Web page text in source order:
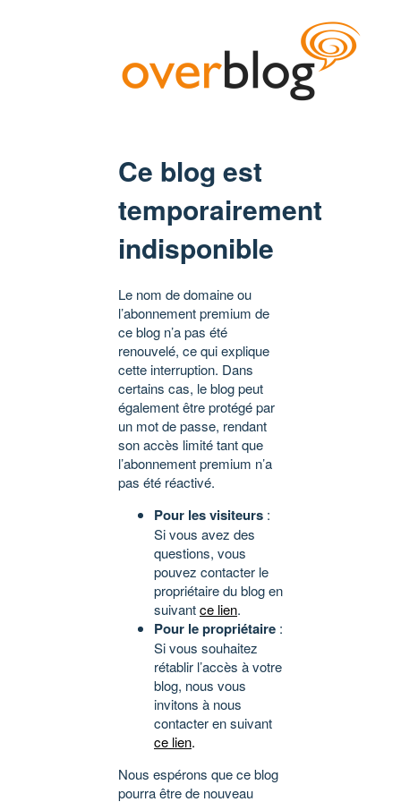
Ce blog est
temporairement
indisponible
Le nom de domaine ou
l’abonnement premium de
ce blog n’a pas été
renouvelé, ce qui explique
cette interruption. Dans
certains cas, le blog peut
également être protégé par
un mot de passe, rendant
son accès limité tant que
l’abonnement premium n’a
pas été réactivé.
Pour les visiteurs :
Si vous avez des
questions, vous
pouvez contacter le
propriétaire du blog en
suivantce lien.
Pour le propriétaire :
Si vous souhaitez
rétablir l’accès à votre
blog, nous vous
invitons à nous
contacter en suivant
ce lien.
Nous espérons que ce blog
pourra être de nouveau